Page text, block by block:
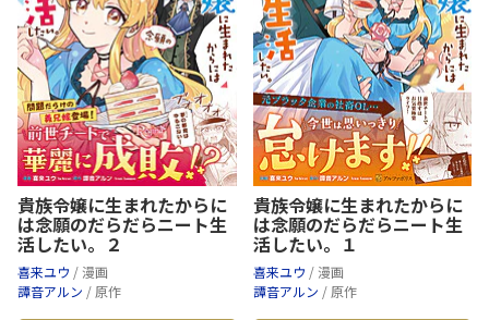
貴族令嬢に生まれたからに
は念願のだらだらニート生
活したい。２
喜来ユウ / 漫画
譚音アルン / 原作
貴族令嬢に生まれたからに
は念願のだらだらニート生
活したい。１
喜来ユウ / 漫画
譚音アルン / 原作